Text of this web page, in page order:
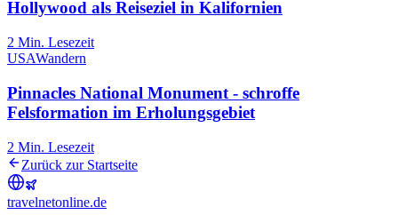
Hollywood als Reiseziel in Kalifornien
2 Min. Lesezeit
USAWandern
Pinnacles National Monument - schroffe
Felsformation im Erholungsgebiet
2 Min. Lesezeit
Zurück zur Startseite
travelnetonline.de